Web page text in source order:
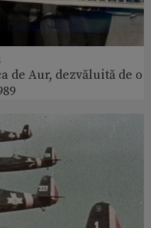
de Aur, dezvăluită de o